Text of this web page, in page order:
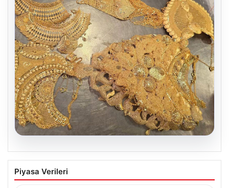
Türkiye sınırında yakalandı. Toplam
değerleri 500 bin euronun üzerinde
Piyasa Verileri